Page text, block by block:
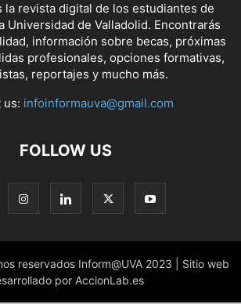
la revista digital de los estudiantes de
Universidad de Valladolid. Encontrarás
información sobre becas, próximas
profesionales, opciones formativas,
reportajes y mucho más.
us: infoinformauva@gmail.com
FOLLOW US
reservados Inform@UVA 2023 | Sitio web
por AccionLab.es